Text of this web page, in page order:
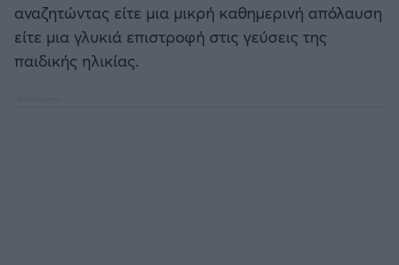
Ρεάλ Μαδρίτης
Ατλέτικο Μαδρίτης
αναζητώντας είτε μια μικρή καθημερινή απόλαυση
είτε μια γλυκιά επιστροφή στις γεύσεις της
παιδικής ηλικίας.